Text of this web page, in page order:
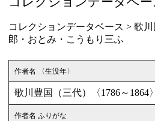
コレクションデータベース > 歌川
郎・おとみ・こうもり三ふ
作者名 〈生没年〉
歌川豊国（三代）〈1786～1864〉
作者名 ふりがな